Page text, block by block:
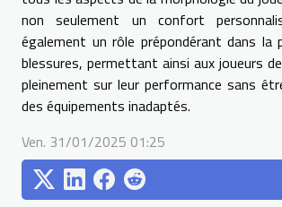
non seulement un confort
également un rôle prépondérant dans la
blessures, permettant ainsi aux joueurs
pleinement sur leur performance sans
des équipements inadaptés.
Ven. 31/01/2025 01:25